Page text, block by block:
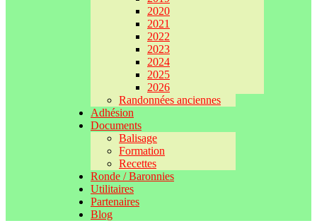
2020
2021
2022
2023
2024
2025
2026
Randonnées anciennes
Adhésion
Documents
Balisage
Formation
Recettes
Ronde / Baronnies
Utilitaires
Partenaires
Blog